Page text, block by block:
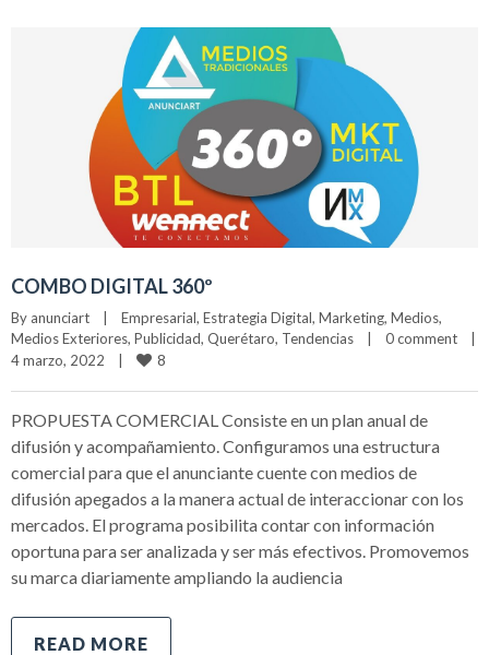
COMBO DIGITAL 360º
By anunciart Empresarial, Estrategia Digital, Marketing, Medios
Medios Exteriores, Publicidad, Querétaro, Tendencias 0 comment
4 marzo, 2022
8
PROPUESTA COMERCIAL Consiste en un plan anual de
difusión y acompañamiento. Configuramos una estructura
comercial para que el anunciante cuente con medios de
difusión apegados a la manera actual de interaccionar con los
mercados. El programa posibilita contar con información
oportuna para ser analizada y ser más efectivos. Promovemos
su marca diariamente ampliando la audiencia
READ MORE